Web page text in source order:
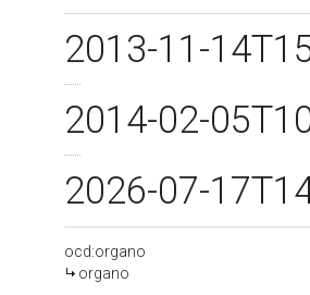
2013-11-
2014-02-
2026-07-
ocd:organo
organo